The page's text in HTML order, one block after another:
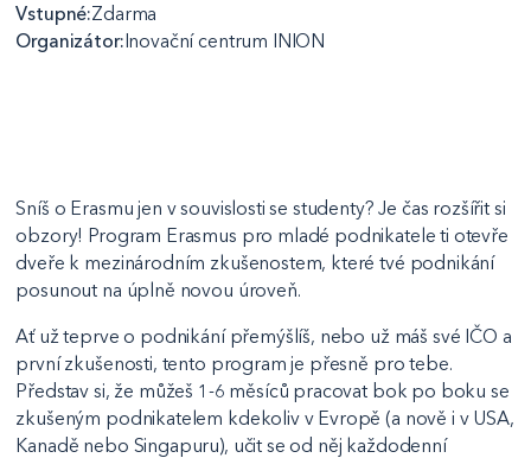
Vstupné:Zdarma
Organizátor:Inovační centrum INION
Sníš o Erasmu jen v souvislosti se studenty? Je čas rozšířit si
obzory! Program Erasmus pro mladé podnikatele ti otevře
dveře k mezinárodním zkušenostem, které tvé podnikání
posunout na úplně novou úroveň.
Ať už teprve o podnikání přemýšlíš, nebo už máš své IČO a
první zkušenosti, tento program je přesně pro tebe.
Představ si, že můžeš 1-6 měsíců pracovat bok po boku se
zkušeným podnikatelem kdekoliv v Evropě (a nově i v USA,
Kanadě nebo Singapuru), učit se od něj každodenní